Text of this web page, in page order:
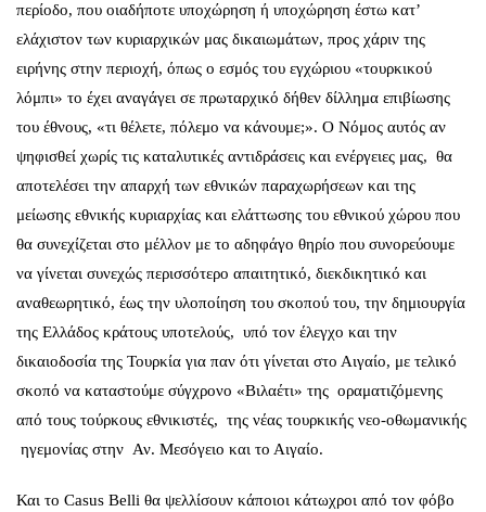
περίοδο, που οιαδήποτε υποχώρηση ή υποχώρηση έστω κατ’
ελάχιστον των κυριαρχικών μας δικαιωμάτων, προς χάριν της
ειρήνης στην περιοχή, όπως ο εσμός του εγχώριου «τουρκικού
λόμπι» το έχει αναγάγει σε πρωταρχικό δήθεν δίλλημα επιβίωσης
του έθνους, «τι θέλετε, πόλεμο να κάνουμε;». Ο Νόμος αυτός αν
ψηφισθεί χωρίς τις καταλυτικές αντιδράσεις και ενέργειες μας, θα
αποτελέσει την απαρχή των εθνικών παραχωρήσεων και της
μείωσης εθνικής κυριαρχίας και ελάττωσης του εθνικού χώρου που
θα συνεχίζεται στο μέλλον με το αδηφάγο θηρίο που συνορεύουμε
να γίνεται συνεχώς περισσότερο απαιτητικό, διεκδικητικό και
αναθεωρητικό, έως την υλοποίηση του σκοπού του, την δημιουργία
της Ελλάδος κράτους υποτελούς, υπό τον έλεγχο και την
δικαιοδοσία της Τουρκία για παν ότι γίνεται στο Αιγαίο, με τελικό
σκοπό να καταστούμε σύγχρονο «Βιλαέτι» της οραματιζόμενης
από τους τούρκους εθνικιστές, της νέας τουρκικής νεο-οθωμανικής
ηγεμονίας στην Αν. Μεσόγειο και το Αιγαίο.
Και το Casus Belli θα ψελλίσουν κάποιοι κάτωχροι από τον φόβο